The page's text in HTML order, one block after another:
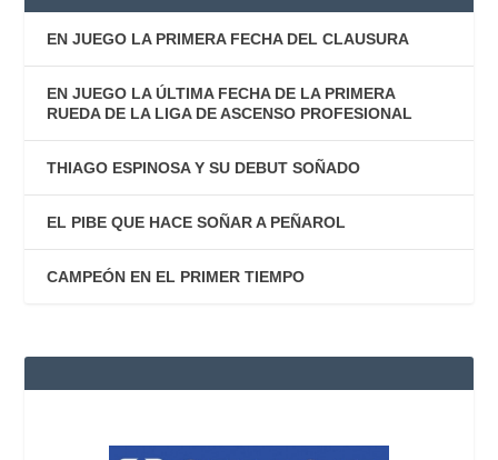
EN JUEGO LA PRIMERA FECHA DEL CLAUSURA
EN JUEGO LA ÚLTIMA FECHA DE LA PRIMERA
RUEDA DE LA LIGA DE ASCENSO PROFESIONAL
THIAGO ESPINOSA Y SU DEBUT SOÑADO
EL PIBE QUE HACE SOÑAR A PEÑAROL
CAMPEÓN EN EL PRIMER TIEMPO